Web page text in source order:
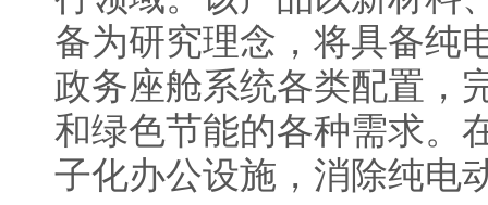
备为研究理念，将具备纯
政务座舱系统各类配置，
和绿色节能的各种需求。
子化办公设施，消除纯电